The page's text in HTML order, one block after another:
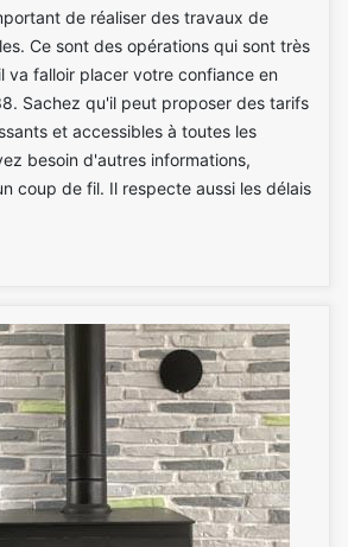
de réaliser des travaux de
Ce sont des opérations qui sont très
va falloir placer votre confiance en
Sachez qu'il peut proposer des tarifs
et accessibles à toutes les
besoin d'autres informations,
coup de fil. Il respecte aussi les délais